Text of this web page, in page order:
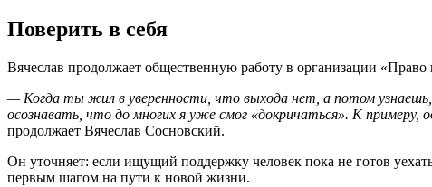
Поверить в себя
Вячеслав продолжает общественную работу в организации «Право
— Когда ты жил в уверенности, что выхода нет, а потом
осознавать, что до многих я уже смог «докричаться». К
продолжает Вячеслав Сосновский.
Он уточняет: если ищущий поддержку человек пока не готов
первым шагом на пути к новой жизни.